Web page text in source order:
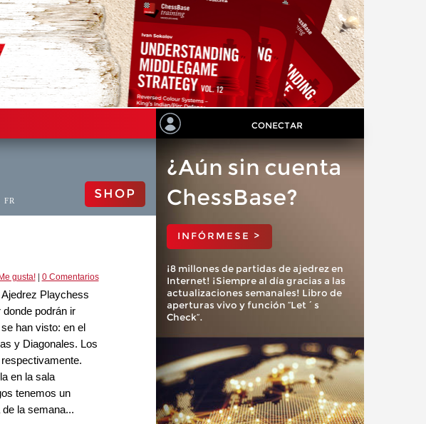
CONECTAR
FR SHOP
gusta!| 0 Comentarios
Playchess
podrán ir
han visto: en el
y Diagonales. Los
en la sala
tenemos un
la semana...
¿Aún sin cuenta
ChessBase?
INFÓRMESE >
¡8 millones de partidas de ajedrez en
Internet! ¡Siempre al día gracias a las
actualizaciones semanales! Libro de
aperturas vivo y función “Let´s
Check”.